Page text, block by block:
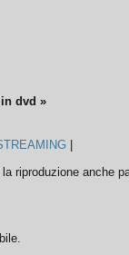
dvd »
riproduzione anche